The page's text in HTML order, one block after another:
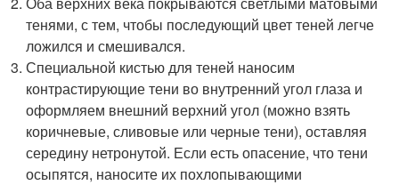
тенями, с тем, чтобы последующий цвет теней легче
ложился и смешивался.
Специальной кистью для теней наносим
контрастирующие тени во внутренний угол глаза и
оформляем внешний верхний угол (можно взять
коричневые, сливовые или черные тени), оставляя
середину нетронутой. Если есть опасение, что тени
осыпятся, наносите их похлопывающими